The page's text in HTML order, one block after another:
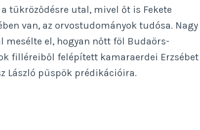
tükröződésre utal, mivel őt is Fekete
van, az orvostudományok tudósa. Nagy
el, hogyan nőtt föl Budaörs-
filléreiből felépített kamaraerdei Erzsébet
László püspök prédikációira.